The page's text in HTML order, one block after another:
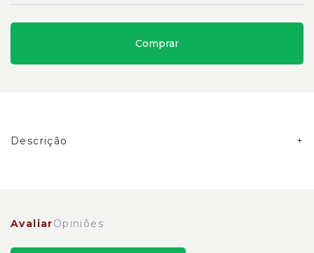
Comprar
Descrição
AvaliarOpiniões